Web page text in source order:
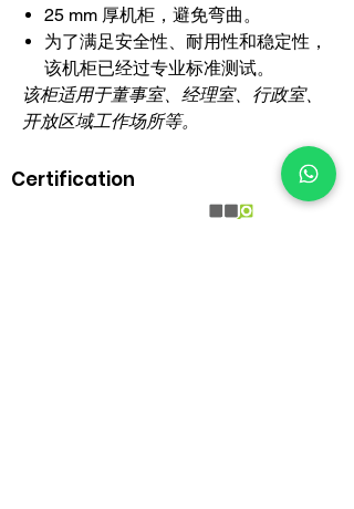
25 mm 厚机柜，避免弯曲。
为了满足安全性、耐用性和稳定性，
该机柜已经过专业标准测试。
该柜适用于董事室、经理室、行政室、
开放区域工作场所等。
Certification